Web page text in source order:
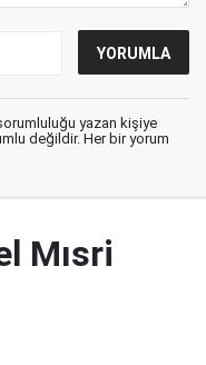
yazan kişiye
değildir. Her bir yorum
Mısri